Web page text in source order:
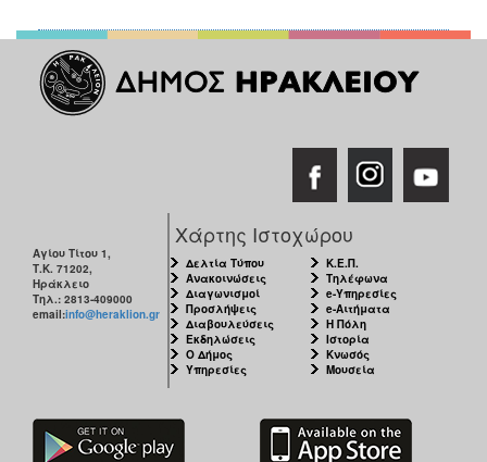
Αγίου Τίτου 1,
Τ.Κ. 71202,
Ηράκλειο
Τηλ.: 2813-409000
email:info@heraklion.gr
Χάρτης Ιστοχώρου
Δελτία Τύπου
Ανακοινώσεις
Διαγωνισμοί
Προσλήψεις
Διαβουλεύσεις
Εκδηλώσεις
Ο Δήμος
Υπηρεσίες
Κ.Ε.Π.
Τηλέφωνα
e-Υπηρεσίες
e-Αιτήματα
Η Πόλη
Ιστορία
Κνωσός
Μουσεία